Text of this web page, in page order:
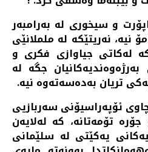
و سیخوری لە بەرامبەر
نیە، نەریتێکە لە ململانێی
لەکاتی جیاوازی فکری و
جگە لە
تریان بەدەسەتەوە نیە.
ئۆپەراسیۆنی سەربازیی
تۆمەتانە، کە لەلایەن
یەکێتی لە سلێمانی